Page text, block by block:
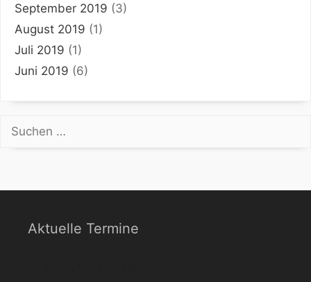
September 2019 (3)
August 2019 (1)
Juli 2019 (1)
Juni 2019 (6)
Suchen
nach:
Aktuelle Termine